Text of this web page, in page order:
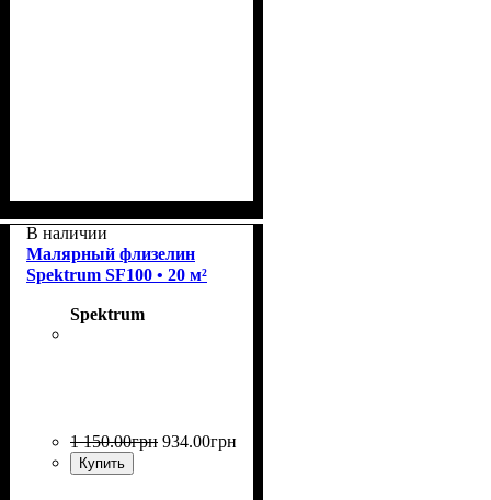
В наличии
Малярный флизелин
Spektrum SF100 • 20 м²
Spektrum
1 150.00грн 934.00грн
Купить